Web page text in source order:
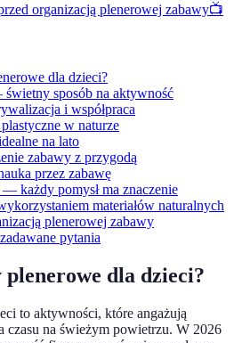
organizacją plenerowej zabawy📺
dla dzieci?
sposób na aktywność
i współpraca
w naturze
na lato
zabawy z przygodą
przez zabawę
każdy pomysł ma znaczenie
materiałów naturalnych
plenerowej zabawy
pytania
plenerowe dla dzieci?
to aktywności, które angażują
czasu na świeżym powietrzu. W 2026